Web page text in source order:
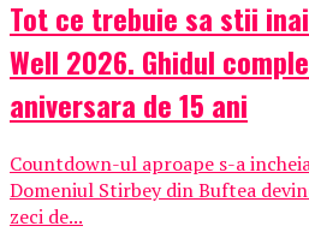
Tot ce trebuie sa stii
Well 2026. Ghidul
aniversara de 15 ani
Countdown-ul aproape s-a
Domeniul Stirbey din Buftea
zeci de...